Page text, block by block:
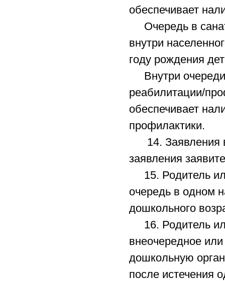
обеспечивает
Очередь в
внутри
году рождения
Внутри очереди
реабилитации/
обеспечивает
профилактики.
14. Заявления в
заявления
15. Родитель
очередь в одном
дошкольного
16. Родитель
внеочередное
дошкольную
после истечения